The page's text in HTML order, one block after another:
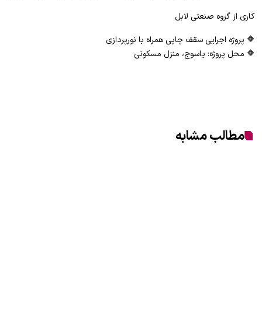
کاری از گروه صنعتی لابل
🔶 پروژه اجرایی سقف چاپی همراه با نورپردازی
🔶 محل پروژه: یاسوج، منزل مسکونی
مطالب مشابه